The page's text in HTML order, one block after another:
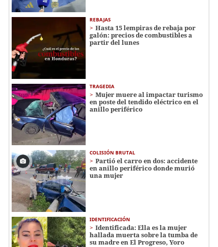
REBAJAS
Hasta 15 lempiras de rebaja por
galón: precios de combustibles a
partir del lunes
TRAGEDIA
Mujer muere al impactar turismo
en poste del tendido eléctrico en el
anillo periférico
COLISIÓN BRUTAL
Partió el carro en dos: accidente
en anillo periférico donde murió
una mujer
IDENTIFICACIÓN
Identificada: Ella es la mujer
hallada muerta sobre la tumba de
su madre en El Progreso, Yoro